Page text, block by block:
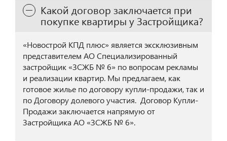
Какой договор заключается при
покупке квартиры у Застройщика?
«Новострой КПД плюс» является эксклюзивным
представителем АО Специализированный
застройщик «ЗСЖБ № 6» по вопросам рекламы
и реализации квартир. Мы предлагаем, как
готовое жилье по договору купли-продажи, так и
по Договору долевого участия. Договор Купли-
Продажи заключается напрямую от
Застройщика АО «ЗСЖБ № 6».